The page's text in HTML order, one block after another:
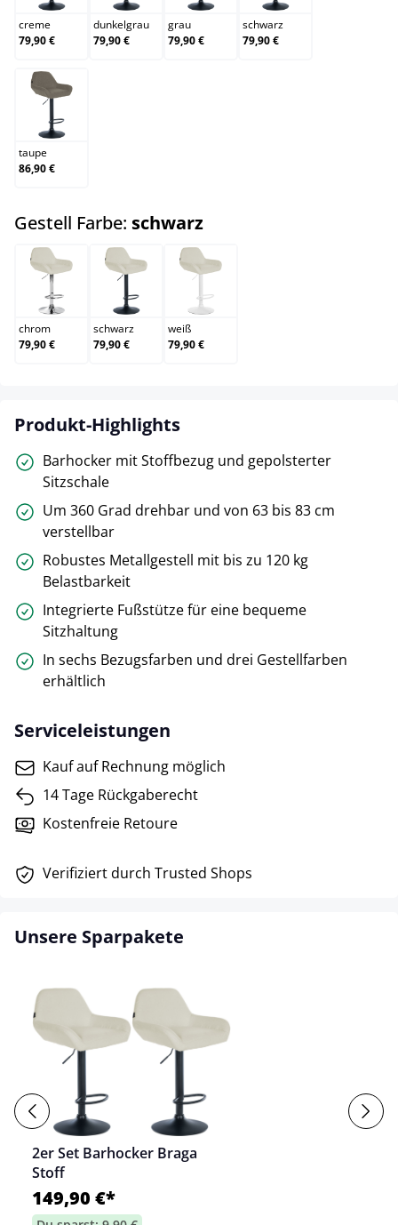
creme
79,90 €
dunkelgrau
79,90 €
grau
79,90 €
schwarz
79,90 €
taupe
taupe
86,90 €
Gestell Farbe: schwarzauswählen
chrom
chrom
79,90 €
schwarz
schwarz
79,90 €
weiß
weiß
79,90 €
Produkt-Highlights
Barhocker mit Stoffbezug und gepolsterter
Sitzschale
Um 360 Grad drehbar und von 63 bis 83 cm
verstellbar
Robustes Metallgestell mit bis zu 120 kg
Belastbarkeit
Integrierte Fußstütze für eine bequeme
Sitzhaltung
In sechs Bezugsfarben und drei Gestellfarben
erhältlich
Serviceleistungen
Kauf auf Rechnung möglich
14 Tage Rückgaberecht
Kostenfreie Retoure
Verifiziert durch Trusted Shops
Unsere Sparpakete
2er Set Barhocker Braga
Stoff
149,90 €*